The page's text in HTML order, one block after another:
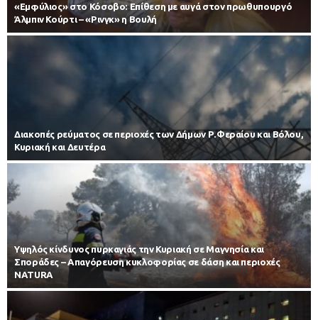
«Εμφύλιος» στο Κόσοβο: Επίθεση με αυγά στον πρωθυπουργό
Άλμπιν Κούρτι – «Ρινγκ» η Βουλή
Διακοπές ρεύματος σε περιοχές των Δήμων Ρ.Φεραίου και Βόλου,
Κυριακή και Δευτέρα
Υψηλός κίνδυνος πυρκαγιάς την Κυριακή σε Μαγνησία και
Σποράδες – Απαγόρευση κυκλοφορίας σε δάση και περιοχές
NATURA